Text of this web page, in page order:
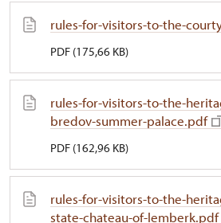
rules-for-visitors-to-the-
PDF (175,66 KB)
rules-for-visitors-to-the-
bredov-summer-palace.pdf
PDF (162,96 KB)
rules-for-visitors-to-the-
state-chateau-of-lemberk.pdf